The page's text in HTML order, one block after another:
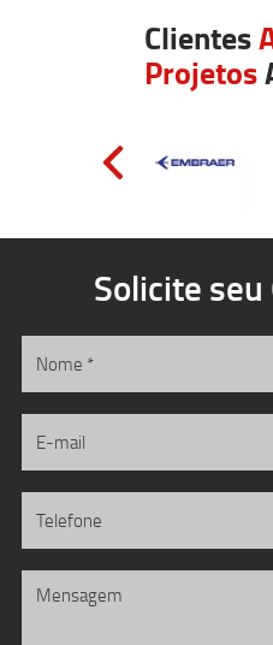
Clientes
Projetos
Solicite